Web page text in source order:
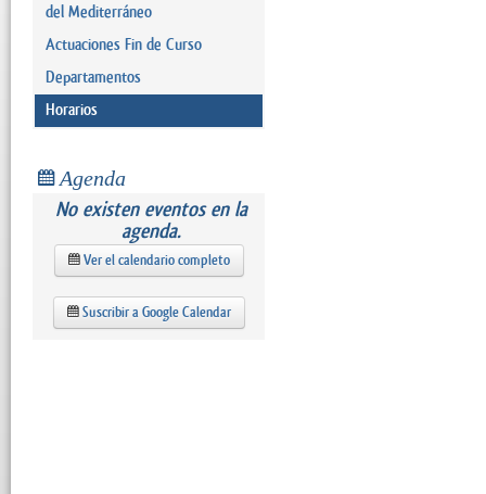
del Mediterráneo
Actuaciones Fin de Curso
Departamentos
Horarios
Agenda
No existen eventos en la
agenda.
Ver el calendario completo
Suscribir a Google Calendar